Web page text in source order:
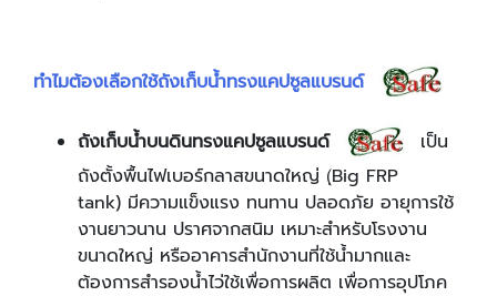
ทำไมต้องเลือกใช้ถังเก็บน้ำทรงแคปซูลแบรนด์
ถังเก็บน้ำบนดินทรงแคปซูลแบรนด์
เป็น
ถังตั้งพื้นไฟเบอร์กลาสขนาดใหญ่ (ฺBig FRP
tank) มีความแข็งแรง ทนทาน ปลอดภัย อายุการใช้
งานยาวนาน ปราศจากสนิม เหมาะสำหรับโรงงาน
ขนาดใหญ่ หรืออาคารสำนักงานที่ใช้น้ำมากและ
ต้องการสำรองน้ำไว่ใช้เพื่อการผลิต เพื่อการอุปโภค